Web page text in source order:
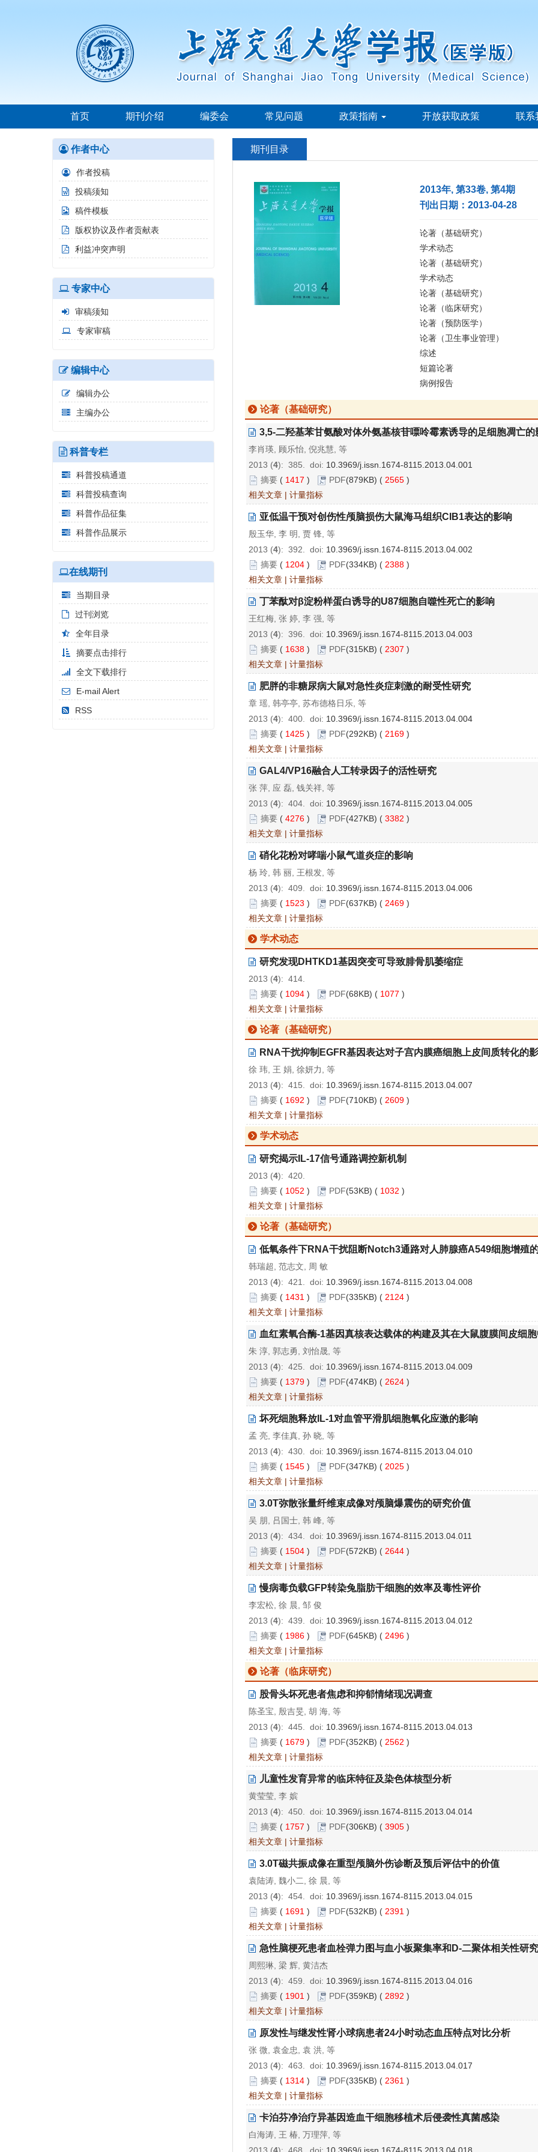
首页 期刊介绍 编委会 常见问题 政策指南 开放获取政策 联系
期刊目录
2013年, 第33卷, 第4期
刊出日期：2013-04-28
论著（基础研究）
学术动态
论著（基础研究）
学术动态
论著（基础研究）
论著（临床研究）
论著（预防医学）
论著（卫生事业管理）
综述
短篇论著
病例报告
论著（基础研究）
3,5-二羟基苯甘氨酸对体外氨基核苷嘌呤霉素诱导的足细胞凋亡的
李肖瑛, 顾乐怡, 倪兆慧, 等
2013 (4): 385. doi: 10.3969/j.issn.1674-8115.2013.04.001
摘要 ( 1417 ) PDF(879KB) ( 2565 )
相关文章 | 计量指标
亚低温干预对创伤性颅脑损伤大鼠海马组织CIB1表达的影响
殷玉华, 李 明, 贾 锋, 等
2013 (4): 392. doi: 10.3969/j.issn.1674-8115.2013.04.002
摘要 ( 1204 ) PDF(334KB) ( 2388 )
相关文章 | 计量指标
丁苯酞对β淀粉样蛋白诱导的U87细胞自噬性死亡的影响
王红梅, 张 婷, 李 强, 等
2013 (4): 396. doi: 10.3969/j.issn.1674-8115.2013.04.003
摘要 ( 1638 ) PDF(315KB) ( 2307 )
相关文章 | 计量指标
肥胖的非糖尿病大鼠对急性炎症刺激的耐受性研究
章 瑶, 韩亭亭, 苏布德格日乐, 等
2013 (4): 400. doi: 10.3969/j.issn.1674-8115.2013.04.004
摘要 ( 1425 ) PDF(292KB) ( 2169 )
相关文章 | 计量指标
GAL4/VP16融合人工转录因子的活性研究
张 萍, 应 磊, 钱关祥, 等
2013 (4): 404. doi: 10.3969/j.issn.1674-8115.2013.04.005
摘要 ( 4276 ) PDF(427KB) ( 3382 )
相关文章 | 计量指标
硝化花粉对哮喘小鼠气道炎症的影响
杨 玲, 韩 丽, 王根发, 等
2013 (4): 409. doi: 10.3969/j.issn.1674-8115.2013.04.006
摘要 ( 1523 ) PDF(637KB) ( 2469 )
相关文章 | 计量指标
学术动态
研究发现DHTKD1基因突变可导致腓骨肌萎缩症
2013 (4): 414.
摘要 ( 1094 ) PDF(68KB) ( 1077 )
相关文章 | 计量指标
论著（基础研究）
RNA干扰抑制EGFR基因表达对子宫内膜癌细胞上皮间质转化的
徐 玮, 王 娟, 徐妍力, 等
2013 (4): 415. doi: 10.3969/j.issn.1674-8115.2013.04.007
摘要 ( 1692 ) PDF(710KB) ( 2609 )
相关文章 | 计量指标
学术动态
研究揭示IL-17信号通路调控新机制
2013 (4): 420.
摘要 ( 1052 ) PDF(53KB) ( 1032 )
相关文章 | 计量指标
论著（基础研究）
低氧条件下RNA干扰阻断Notch3通路对人肺腺癌A549细胞增殖
韩瑞超, 范志文, 周 敏
2013 (4): 421. doi: 10.3969/j.issn.1674-8115.2013.04.008
摘要 ( 1431 ) PDF(335KB) ( 2124 )
相关文章 | 计量指标
血红素氧合酶-1基因真核表达载体的构建及其在大鼠腹膜间皮细
朱 淳, 郭志勇, 刘怡晟, 等
2013 (4): 425. doi: 10.3969/j.issn.1674-8115.2013.04.009
摘要 ( 1379 ) PDF(474KB) ( 2624 )
相关文章 | 计量指标
坏死细胞释放IL-1对血管平滑肌细胞氧化应激的影响
孟 亮, 李佳真, 孙 晓, 等
2013 (4): 430. doi: 10.3969/j.issn.1674-8115.2013.04.010
摘要 ( 1545 ) PDF(347KB) ( 2025 )
相关文章 | 计量指标
3.0T弥散张量纤维束成像对颅脑爆震伤的研究价值
吴 朋, 吕国士, 韩 峰, 等
2013 (4): 434. doi: 10.3969/j.issn.1674-8115.2013.04.011
摘要 ( 1504 ) PDF(572KB) ( 2644 )
相关文章 | 计量指标
慢病毒负载GFP转染兔脂肪干细胞的效率及毒性评价
李宏松, 徐 晨, 邹 俊
2013 (4): 439. doi: 10.3969/j.issn.1674-8115.2013.04.012
摘要 ( 1986 ) PDF(645KB) ( 2496 )
相关文章 | 计量指标
论著（临床研究）
股骨头坏死患者焦虑和抑郁情绪现况调查
陈圣宝, 殷吉旻, 胡 海, 等
2013 (4): 445. doi: 10.3969/j.issn.1674-8115.2013.04.013
摘要 ( 1679 ) PDF(352KB) ( 2562 )
相关文章 | 计量指标
儿童性发育异常的临床特征及染色体核型分析
黄莹莹, 李 嫔
2013 (4): 450. doi: 10.3969/j.issn.1674-8115.2013.04.014
摘要 ( 1757 ) PDF(306KB) ( 3905 )
相关文章 | 计量指标
3.0T磁共振成像在重型颅脑外伤诊断及预后评估中的价值
袁陆涛, 魏小二, 徐 晨, 等
2013 (4): 454. doi: 10.3969/j.issn.1674-8115.2013.04.015
摘要 ( 1691 ) PDF(532KB) ( 2391 )
相关文章 | 计量指标
急性脑梗死患者血栓弹力图与血小板聚集率和D-二聚体相关性研究
周熙琳, 梁 辉, 黄洁杰
2013 (4): 459. doi: 10.3969/j.issn.1674-8115.2013.04.016
摘要 ( 1901 ) PDF(359KB) ( 2892 )
相关文章 | 计量指标
原发性与继发性肾小球病患者24小时动态血压特点对比分析
张 微, 袁金忠, 袁 洪, 等
2013 (4): 463. doi: 10.3969/j.issn.1674-8115.2013.04.017
摘要 ( 1314 ) PDF(335KB) ( 2361 )
相关文章 | 计量指标
卡泊芬净治疗异基因造血干细胞移植术后侵袭性真菌感染
白海涛, 王 椿, 万理萍, 等
作者中心
作者投稿
投稿须知
稿件模板
版权协议及作者贡献表
利益冲突声明
专家中心
审稿须知
专家审稿
编辑中心
编辑办公
主编办公
科普专栏
科普投稿通道
科普投稿查询
科普作品征集
科普作品展示
在线期刊
当期目录
过刊浏览
全年目录
摘要点击排行
全文下载排行
E-mail Alert
RSS